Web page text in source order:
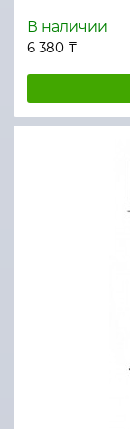
В наличии
6 380 ₸